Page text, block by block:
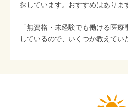
探しています。おすすめはありま
「無資格・未経験でも働ける医
しているので、いくつか教えてい